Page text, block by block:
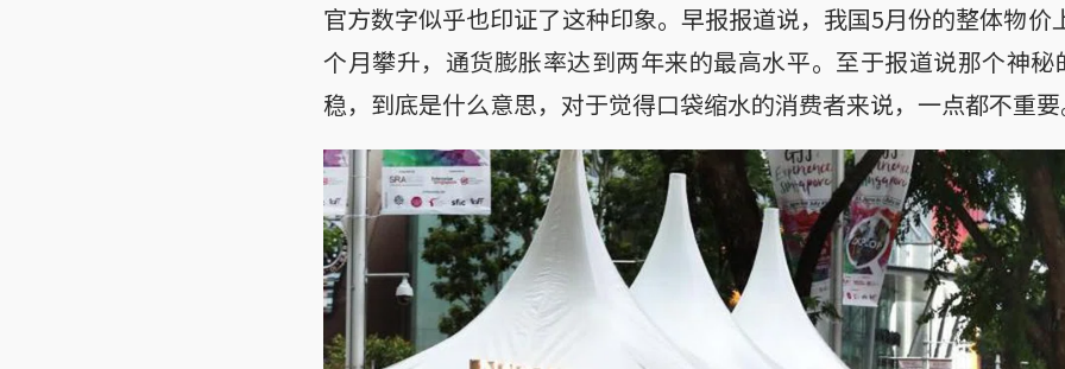
官方数字似乎也印证了这种印象。早报报道说，我国5月份的整体物价
个月攀升，通货膨胀率达到两年来的最高水平。至于报道说那个神
稳，到底是什么意思，对于觉得口袋缩水的消费者来说，一点都不重